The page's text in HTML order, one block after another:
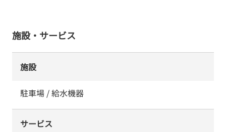
施設・サービス
施設
駐車場 / 給水機器
サービス